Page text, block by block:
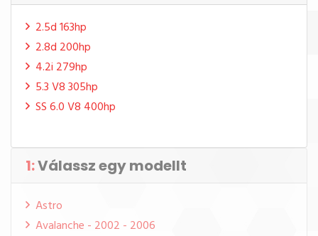
1:Válassz egy modellt
Astro
Avalanche - 2002 - 2006
2.5d 163hp
2.8d 200hp
4.2i 279hp
5.3 V8 305hp
SS 6.0 V8 400hp